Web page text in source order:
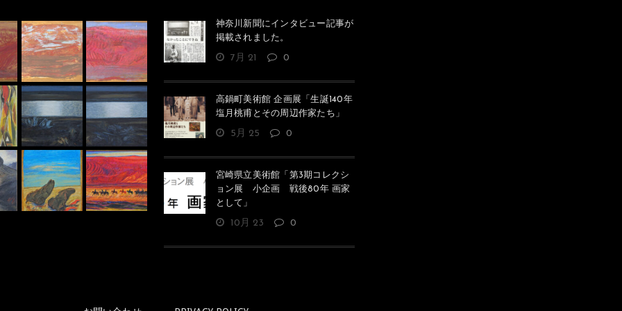
スケッチ（波紋 馬と人）
馬と私
神奈川新聞にインタビュー記事が
掲載されました。
7月 21 0
高鍋町美術館 企画展「生誕140年
塩月桃甫とその周辺作家たち」
5月 25 0
宮崎県立美術館「第3期コレクシ
ョン展 小企画 戦後80年 画家
として」
10月 23 0